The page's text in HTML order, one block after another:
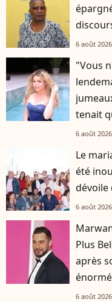
6 août 2026
"Vous
tenait
6 août 2026
Le
été
dévoile
6 août 2026
Plus
après
6 août 2026